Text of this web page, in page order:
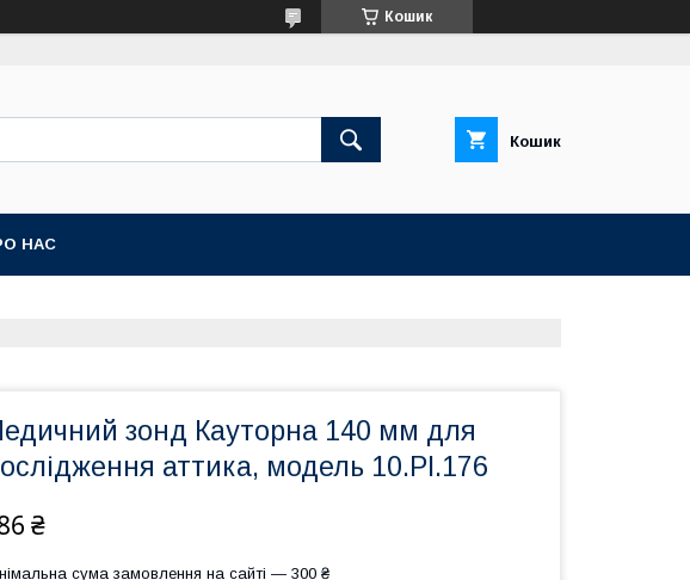
Кошик
Кошик
НАС
зонд Кауторна 140 мм для
аттика, модель 10.PI.176
₴
сума замовлення на сайті — 300 ₴